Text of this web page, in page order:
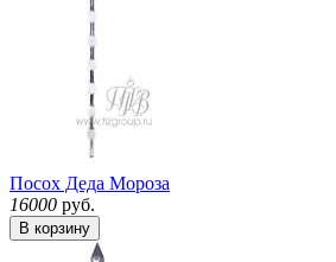
Посох Деда Мороза
16000 руб.
В корзину